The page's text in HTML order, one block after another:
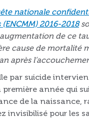
nationale
2016-2018
de ce
cause de mortalité
après
par suicide
année qui
de la naissance,
invisibilisé pour les